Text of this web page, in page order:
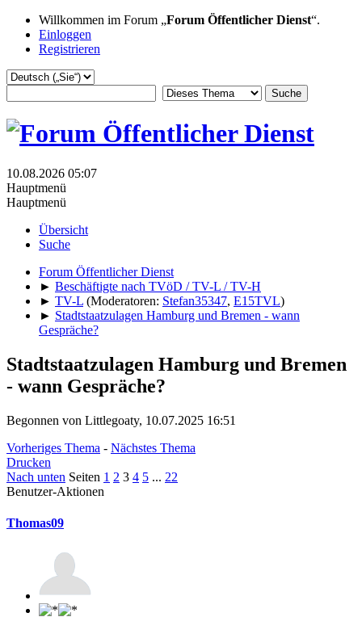
Willkommen im Forum „Forum Öffentlicher Dienst“.
Einloggen
Registrieren
10.08.2026 05:07
Hauptmenü
Hauptmenü
Übersicht
Suche
Forum Öffentlicher Dienst
► Beschäftigte nach TVöD / TV-L / TV-H
► TV-L (Moderatoren: Stefan35347, E15TVL)
► Stadtstaatzulagen Hamburg und Bremen - wann
Gespräche?
Stadtstaatzulagen Hamburg und Bremen
- wann Gespräche?
Begonnen von Littlegoaty, 10.07.2025 16:51
Vorheriges Thema - Nächstes Thema
Drucken
Nach unten Seiten 1 2 3 4 5 ... 22
Benutzer-Aktionen
Thomas09